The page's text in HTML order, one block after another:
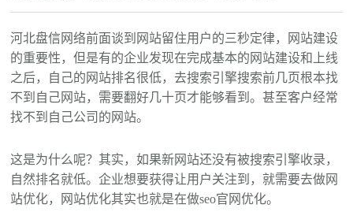
河北盘信网络前面谈到网站留住用户的三秒定律，网站建设
的重要性，但是有的企业发现在完成基本的网站建设和上线
之后，自己的网站排名很低，去搜索引擎搜索前几页根本找
不到自己网站，需要翻好几十页才能够看到。甚至客户经常
找不到自己公司的网站。
这是为什么呢？其实，如果新网站还没有被搜索引擎收录，
自然排名就低。企业想要获得让用户关注到，就需要去做网
站优化，网站优化其实也就是在做seo官网优化。